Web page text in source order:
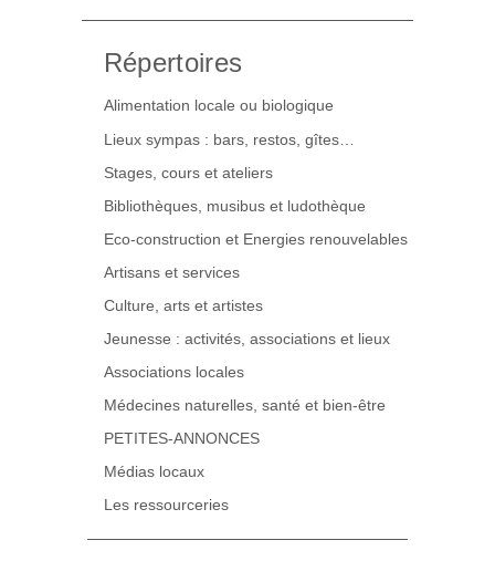
Répertoires
Alimentation locale ou biologique
Lieux sympas : bars, restos, gîtes…
Stages, cours et ateliers
Bibliothèques, musibus et ludothèque
Eco-construction et Energies renouvelables
Artisans et services
Culture, arts et artistes
Jeunesse : activités, associations et lieux
Associations locales
Médecines naturelles, santé et bien-être
PETITES-ANNONCES
Médias locaux
Les ressourceries